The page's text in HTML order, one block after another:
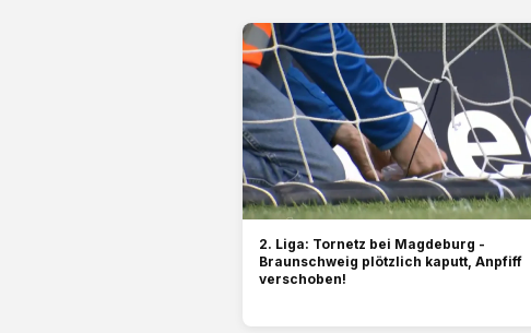
2. Liga: Tornetz bei Magdeburg -
Braunschweig plötzlich kaputt, Anpfiff
verschoben!